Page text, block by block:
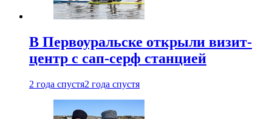
В Первоуральске открыли визит-
центр с сап-серф станцией
2 года спустя2 года спустя